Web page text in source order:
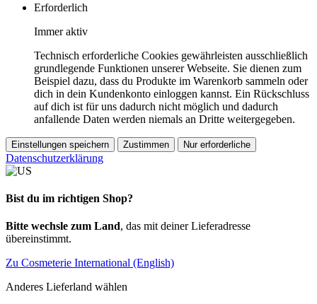
Erforderlich
Immer aktiv
Technisch erforderliche Cookies gewährleisten ausschließlich
grundlegende Funktionen unserer Webseite. Sie dienen zum
Beispiel dazu, dass du Produkte im Warenkorb sammeln oder
dich in dein Kundenkonto einloggen kannst. Ein Rückschluss
auf dich ist für uns dadurch nicht möglich und dadurch
anfallende Daten werden niemals an Dritte weitergegeben.
Einstellungen speichern Zustimmen Nur erforderliche
Datenschutzerklärung
Bist du im richtigen Shop?
Bitte wechsle zum Land, das mit deiner Lieferadresse
übereinstimmt.
Zu Cosmeterie International (English)
Anderes Lieferland wählen